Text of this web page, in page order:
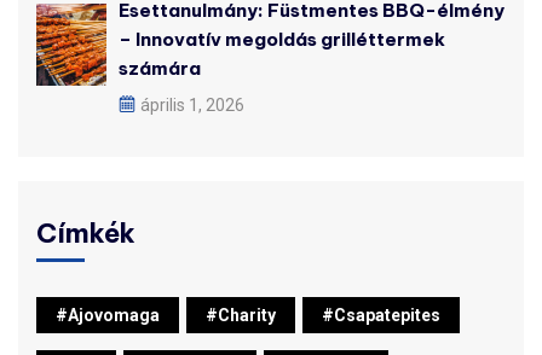
Esettanulmány: Füstmentes BBQ-élmény
– Innovatív megoldás grilléttermek
számára
április 1, 2026
Címkék
#ajovomaga #charity #csapatepites